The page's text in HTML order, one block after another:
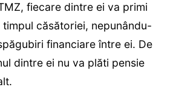
fiecare dintre ei va primi
căsătoriei, nepunându-
financiare între ei. De
dintre ei nu va plăti pensie